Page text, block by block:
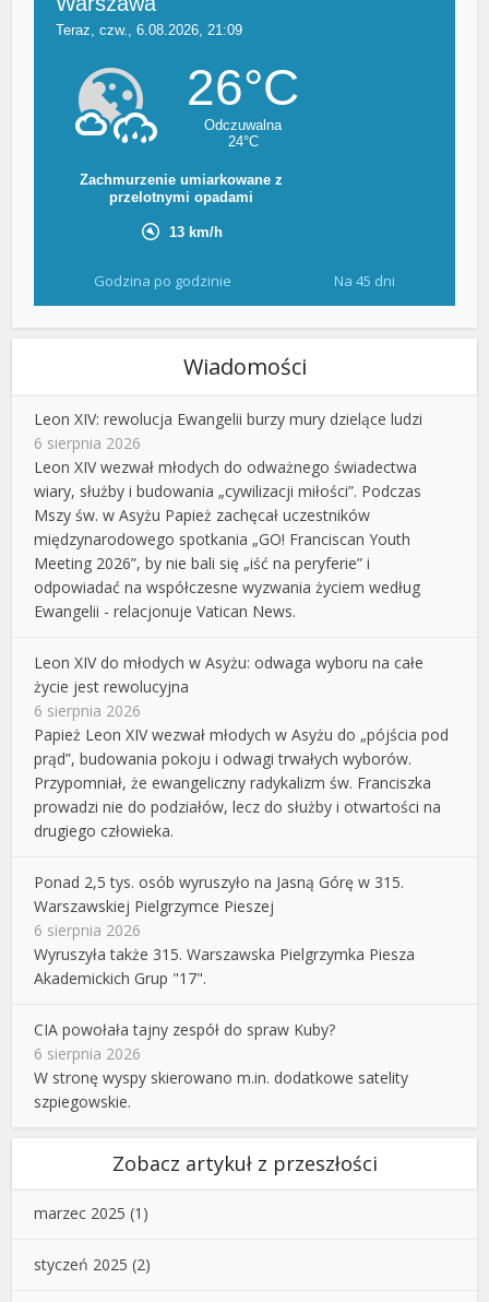
Godzina po godzinie Na 45 dni
Wiadomości
Leon XIV: rewolucja Ewangelii burzy mury dzielące ludzi
6 sierpnia 2026
Leon XIV wezwał młodych do odważnego świadectwa
wiary, służby i budowania „cywilizacji miłości”. Podczas
Mszy św. w Asyżu Papież zachęcał uczestników
międzynarodowego spotkania „GO! Franciscan Youth
Meeting 2026”, by nie bali się „iść na peryferie” i
odpowiadać na współczesne wyzwania życiem według
Ewangelii - relacjonuje Vatican News.
Leon XIV do młodych w Asyżu: odwaga wyboru na całe
życie jest rewolucyjna
6 sierpnia 2026
Papież Leon XIV wezwał młodych w Asyżu do „pójścia pod
prąd”, budowania pokoju i odwagi trwałych wyborów.
Przypomniał, że ewangeliczny radykalizm św. Franciszka
prowadzi nie do podziałów, lecz do służby i otwartości na
drugiego człowieka.
Ponad 2,5 tys. osób wyruszyło na Jasną Górę w 315.
Warszawskiej Pielgrzymce Pieszej
6 sierpnia 2026
Wyruszyła także 315. Warszawska Pielgrzymka Piesza
Akademickich Grup "17".
CIA powołała tajny zespół do spraw Kuby?
6 sierpnia 2026
W stronę wyspy skierowano m.in. dodatkowe satelity
szpiegowskie.
Zobacz artykuł z przeszłości
marzec 2025 (1)
styczeń 2025 (2)